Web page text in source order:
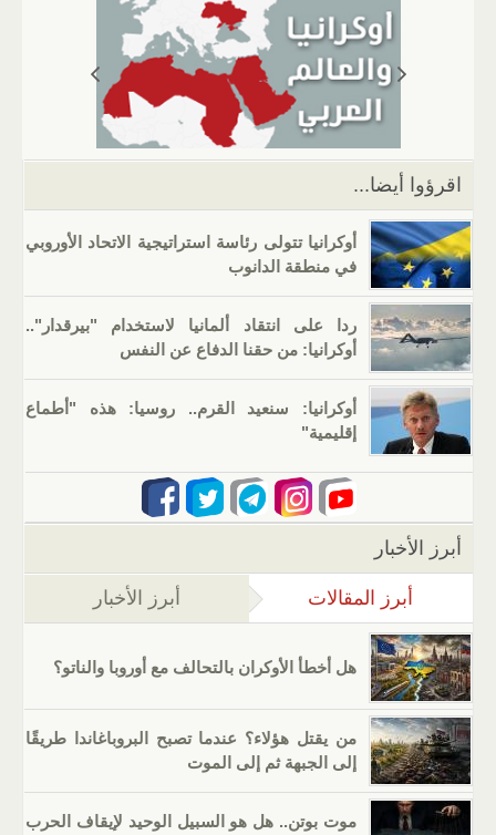
k
er
e
dI
n
g
er
gr
a
m
s
A
p
اقرؤوا أيضا...
أوكرانيا تتولى رئاسة استراتيجية الاتحاد الأوروبي
في منطقة الدانوب
ردا على انتقاد ألمانيا لاستخدام "بيرقدار"..
أوكرانيا: من حقنا الدفاع عن النفس
أوكرانيا: سنعيد القرم.. روسيا: هذه "أطماع
إقليمية"
أبرز الأخبار
أبرز المقالات (علامة التبويب النشطة)
أبرز الأخبار
هل أخطأ الأوكران بالتحالف مع أوروبا والناتو؟
من يقتل هؤلاء؟ عندما تصبح البروباغاندا طريقًا
إلى الجبهة ثم إلى الموت
موت بوتن.. هل هو السبيل الوحيد لإيقاف الحرب